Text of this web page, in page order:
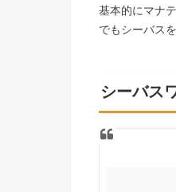
基本的にマナ
でもシーバス
シーバス